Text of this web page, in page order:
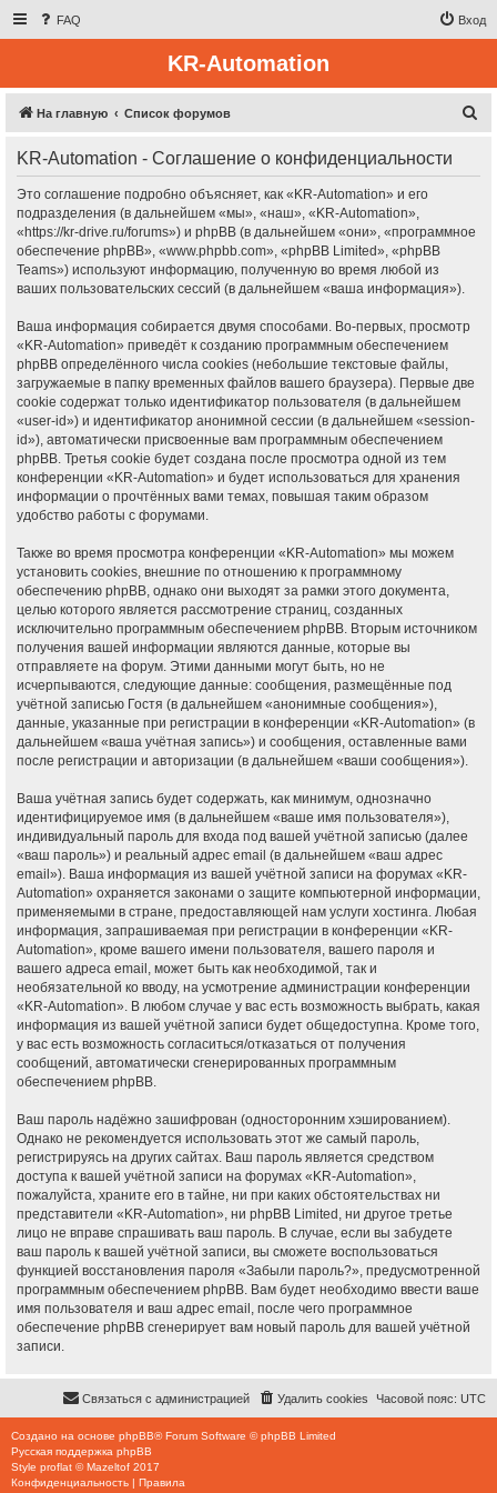
FAQ Вход
KR-Automation
На главную Список форумов
KR-Automation - Соглашение о конфиденциальности
Это соглашение подробно объясняет, как «KR-Automation» и его
подразделения (в дальнейшем «мы», «наш», «KR-Automation»,
«https://kr-drive.ru/forums») и phpBB (в дальнейшем «они», «программное
обеспечение phpBB», «www.phpbb.com», «phpBB Limited», «phpBB
Teams») используют информацию, полученную во время любой из
ваших пользовательских сессий (в дальнейшем «ваша информация»).
Ваша информация собирается двумя способами. Во-первых, просмотр
«KR-Automation» приведёт к созданию программным обеспечением
phpBB определённого числа cookies (небольшие текстовые файлы,
загружаемые в папку временных файлов вашего браузера). Первые две
cookie содержат только идентификатор пользователя (в дальнейшем
«user-id») и идентификатор анонимной сессии (в дальнейшем «session-
id»), автоматически присвоенные вам программным обеспечением
phpBB. Третья cookie будет создана после просмотра одной из тем
конференции «KR-Automation» и будет использоваться для хранения
информации о прочтённых вами темах, повышая таким образом
удобство работы с форумами.
Также во время просмотра конференции «KR-Automation» мы можем
установить cookies, внешние по отношению к программному
обеспечению phpBB, однако они выходят за рамки этого документа,
целью которого является рассмотрение страниц, созданных
исключительно программным обеспечением phpBB. Вторым источником
получения вашей информации являются данные, которые вы
отправляете на форум. Этими данными могут быть, но не
исчерпываются, следующие данные: сообщения, размещённые под
учётной записью Гостя (в дальнейшем «анонимные сообщения»),
данные, указанные при регистрации в конференции «KR-Automation» (в
дальнейшем «ваша учётная запись») и сообщения, оставленные вами
после регистрации и авторизации (в дальнейшем «ваши сообщения»).
Ваша учётная запись будет содержать, как минимум, однозначно
идентифицируемое имя (в дальнейшем «ваше имя пользователя»),
индивидуальный пароль для входа под вашей учётной записью (далее
«ваш пароль») и реальный адрес email (в дальнейшем «ваш адрес
email»). Ваша информация из вашей учётной записи на форумах «KR-
Automation» охраняется законами о защите компьютерной информации,
применяемыми в стране, предоставляющей нам услуги хостинга. Любая
информация, запрашиваемая при регистрации в конференции «KR-
Automation», кроме вашего имени пользователя, вашего пароля и
вашего адреса email, может быть как необходимой, так и
необязательной ко вводу, на усмотрение администрации конференции
«KR-Automation». В любом случае у вас есть возможность выбрать, какая
информация из вашей учётной записи будет общедоступна. Кроме того,
у вас есть возможность согласиться/отказаться от получения
сообщений, автоматически сгенерированных программным
обеспечением phpBB.
Ваш пароль надёжно зашифрован (односторонним хэшированием).
Однако не рекомендуется использовать этот же самый пароль,
регистрируясь на других сайтах. Ваш пароль является средством
доступа к вашей учётной записи на форумах «KR-Automation»,
пожалуйста, храните его в тайне, ни при каких обстоятельствах ни
представители «KR-Automation», ни phpBB Limited, ни другое третье
лицо не вправе спрашивать ваш пароль. В случае, если вы забудете
ваш пароль к вашей учётной записи, вы сможете воспользоваться
функцией восстановления пароля «Забыли пароль?», предусмотренной
программным обеспечением phpBB. Вам будет необходимо ввести ваше
имя пользователя и ваш адрес email, после чего программное
обеспечение phpBB сгенерирует вам новый пароль для вашей учётной
записи.
Часовой пояс: UTC
Удалить cookies
Связаться с администрацией
Создано на основе phpBB® Forum Software © phpBB Limited
Русская поддержка phpBB
Style proflat ©Mazeltof 2017
Конфиденциальность | Правила